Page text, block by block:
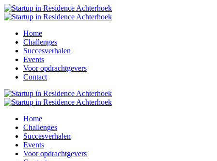
Home
Challenges
Succesverhalen
Events
Voor opdrachtgevers
Contact
Home
Challenges
Succesverhalen
Events
Voor opdrachtgevers